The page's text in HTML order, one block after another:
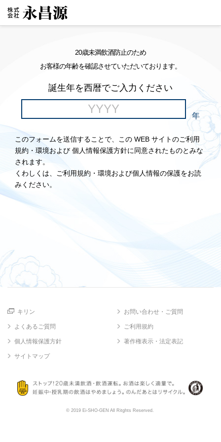
20歳未満飲酒防止のため
お客様の年齢を確認させていただいております。
誕生年を西暦でご入力ください
年
このフォームを送信することで、この WEB サイトのご利用
規約・環境および 個人情報保護方針に同意されたものとみな
されます。
くわしくは、ご利用規約・環境および個人情報の保護をお読
みください。
キリン お問い合わせ・ご質問
よくあるご質問 ご利用規約
個人情報保護方針 著作権表示・法定表記
サイトマップ
© 2019 Ei-SHO-GEN All Ritghts Reserved.